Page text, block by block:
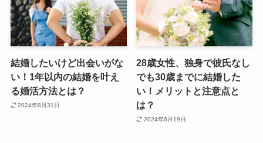
結婚したいけど出会いがな
い！1年以内の結婚を叶え
る婚活方法とは？
2024年8月31日
28歳女性、独身で彼氏なし
でも30歳までに結婚した
い！メリットと注意点と
は？
2024年6月19日